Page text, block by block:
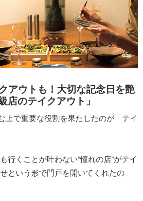
アウトも！大切な記念日を艶
店のテイクアウト」
上で重要な役割を果たしたのが「テイ
行くことが叶わない“憧れの店”がテイ
という形で門戸を開いてくれたの